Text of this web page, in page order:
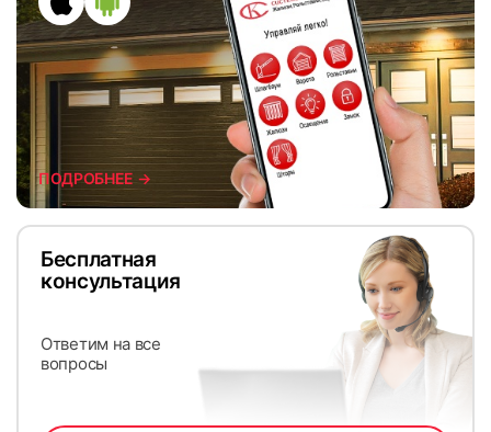
ПОДРОБНЕЕ →
Бесплатная
консультация
Ответим на все
вопросы